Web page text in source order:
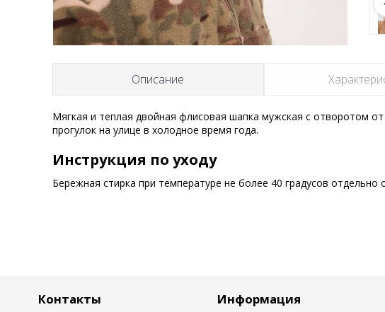
Описание
Мягкая и теплая двойная флисовая шапка мужская с отворотом
прогулок на улице в холодное время года.
Инструкция по уходу
Бережная стирка при температуре не более 40 градусов отдельно
Контакты Информация